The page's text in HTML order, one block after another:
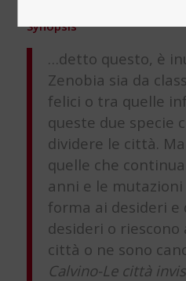
Synopsis
…detto questo, è
Zenobia sia da
felici o tra quelle
queste due specie
dividere le città.
quelle che
anni e le
forma ai desideri e
desideri o riescono
città o ne sono
Calvino-Le città